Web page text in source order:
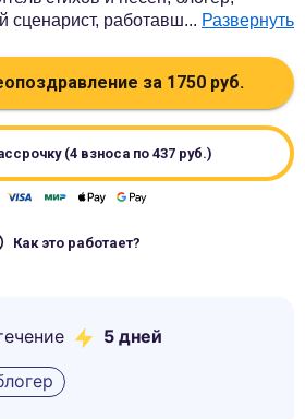
сценарист, работавш... Развернуть
за 1750 руб.
(4 взноса по 437руб.)
Как это работает?
5 дней